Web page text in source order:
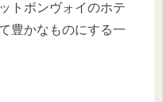
トボンヴォイのホテ
豊かなものにする一